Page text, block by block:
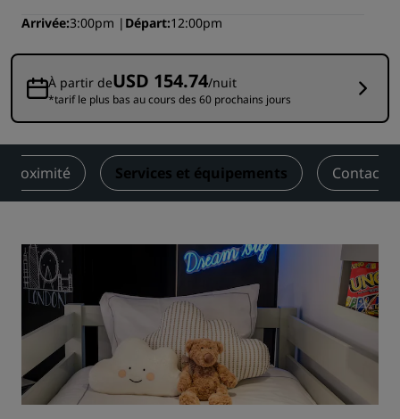
Arrivée 3:00pm Départ 12:00pm
À partir deUSD 154.74/nuit
*tarif le plus bas au cours des 60 prochains jours
proximité Services et équipements Contact